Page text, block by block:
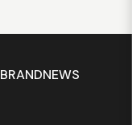
BRANDNEWS